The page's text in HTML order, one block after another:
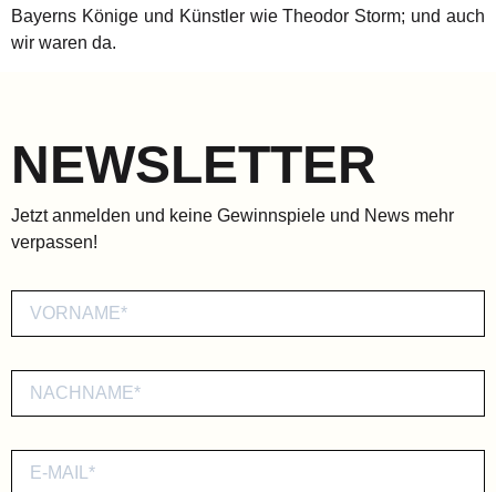
Bayerns Könige und Künstler wie Theodor Storm; und auch
wir waren da.
NEWSLETTER
Jetzt anmelden und keine Gewinnspiele und News mehr
verpassen!